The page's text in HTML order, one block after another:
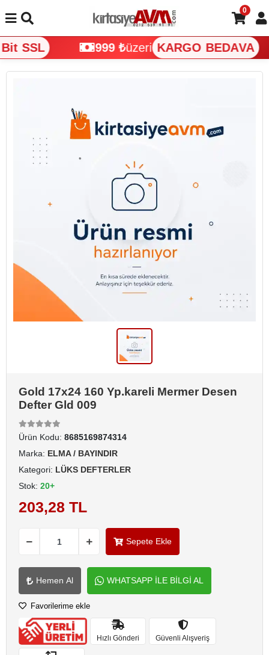
SSL 999 ₺ üzeri KARGO BEDAVA
0
Gold 17x24 160 Yp.kareli Mermer Desen
Defter Gld 009
Ürün Kodu: 8685169874314
Marka: ELMA / BAYINDIR
Kategori: LÜKS DEFTERLER
Stok: 20+
203,28 TL
Sepete Ekle
Hemen Al WHATSAPP İLE BİLGİ AL
Favorilerime ekle
Hızlı Gönderi Güvenli Alışveriş